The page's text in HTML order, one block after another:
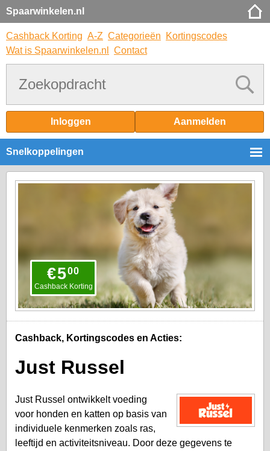
Spaarwinkelen.nl
Cashback Korting A-Z Categorieën
Kortingscodes
Wat is Spaarwinkelen.nl
Contact
Inloggen Aanmelden
Snelkoppelingen
€500
Cashback Korting
Cashback, Kortingscodes en Acties:
Just Russel
Just Russel ontwikkelt voeding
voor honden en katten op basis van
individuele kenmerken zoals ras,
leeftijd en activiteitsniveau. Door deze gegevens te